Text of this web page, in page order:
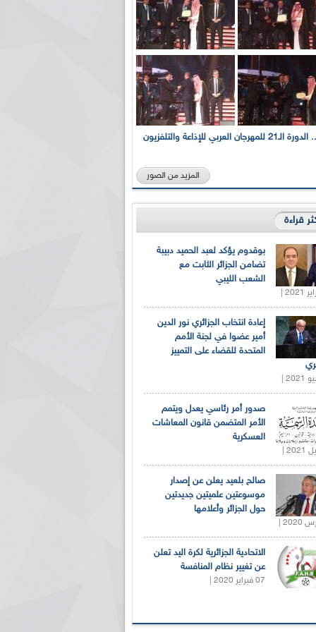
بالصور... الدورة الـ21 للمهرجان العربي للإذاعة والتلفزيون
المزيد من الصور
قراءة
بوقدوم يؤكد لعبد الحميد دبيبة
تضامن الجزائر الثابت مع
الشعب الليبي
إعادة انتخاب الجزائري نور الدين
أمير عضوا في لجنة الأمم
المتحدة للقضاء على التمييز
صدور أمر رئاسي يعدل ويتمم
الأمر المتضمن قانون المعاشات
العسكرية
صالح بلعيد يعلن عن إصدار
موسوعتين علميتين جديدتين
حول الجزائر وأعلامها
الاتحادية الجزائرية لكرة اليد تعلن
عن تغيير نظام المنافسة
07 فبراير 2020 |